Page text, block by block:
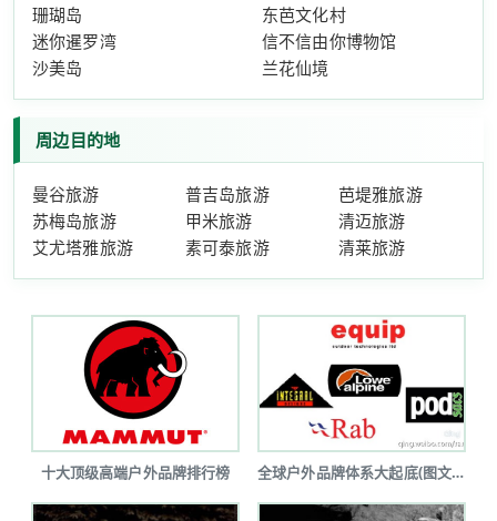
珊瑚岛
东芭文化村
迷你暹罗湾
信不信由你博物馆
沙美岛
兰花仙境
周边目的地
曼谷旅游 普吉岛旅游
芭堤雅旅游
苏梅岛旅游
甲米旅游
清迈旅游
艾尤塔雅旅游
素可泰旅游 清莱旅游
十大顶级高端户外品牌排行榜 全球户外品牌体系大起底(图文详解)